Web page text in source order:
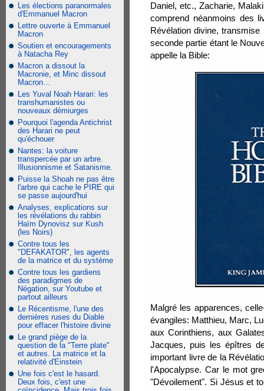
Les élections paranormales
d'Emmanuel Macron
Lettre ouverte à Emmanuel
Macron
Soutien et encouragements
à Natacha Rey
Macron a dissout la
Macronie, et Minc dissout
Macron…
Les Yuval Noah Harari: les
transhumanistes ou
nouveaux démiurges
Pourquoi l'agenda Antichrist
des Harari ne peut
qu'échouer
Nantes: la voiture
transpercée par un arbre.
Illusionnisme et Satanisme.
Puisse la Shoah ne pas être
l'arbre qui cache le PIRE qui
se passe aujourd'hui
Analyses, explications sur
les révélations du rabbin
Haïm Dynovisz sur Kush
(les Noirs)
Contre tous les
"DEFAKATOR", les agents
de la matrice et du système
Contre tous les gardiens
des paradigmes de
Négation, sur Youtube et
partout ailleurs
Le Récentisme, l'une des
dernières ruses du Diable
pour effacer l'histoire divine
Le grand piège de la
question de la "Terre plate"
et autres. La matrice et la
relativité d'Einstein
Une fois c'est le hasard.
Deux fois, c'est une
Daniel, etc., Zacharie,
comprend néanmoins des
Révélation divine,
seconde partie étant le
appelle la Bible:
Malgré les apparences,
évangiles: Matthieu, Marc,
aux Corinthiens, aux
Jacques, puis les épîtres
important livre de la
l'Apocalypse. Car le mot
"Dévoilement". Si Jésus et